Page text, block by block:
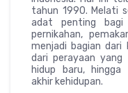
tahun 1990. Melati
adat penting bagi
pernikahan,
menjadi bagian dari
dari perayaan
hidup baru,
akhir kehidupan.